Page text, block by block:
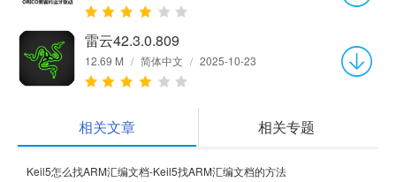
雷云42.3.0.809
12.69 M / 简体中文 / 2025-10-23
相关文章 相关专题
Keil5怎么找ARM汇编文档-Keil5找ARM汇编文档的方法